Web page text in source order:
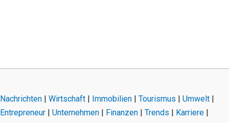
Nachrichten | Wirtschaft | Immobilien | Tourismus | Umwelt |
Entrepreneur | Unternehmen | Finanzen | Trends | Karriere |